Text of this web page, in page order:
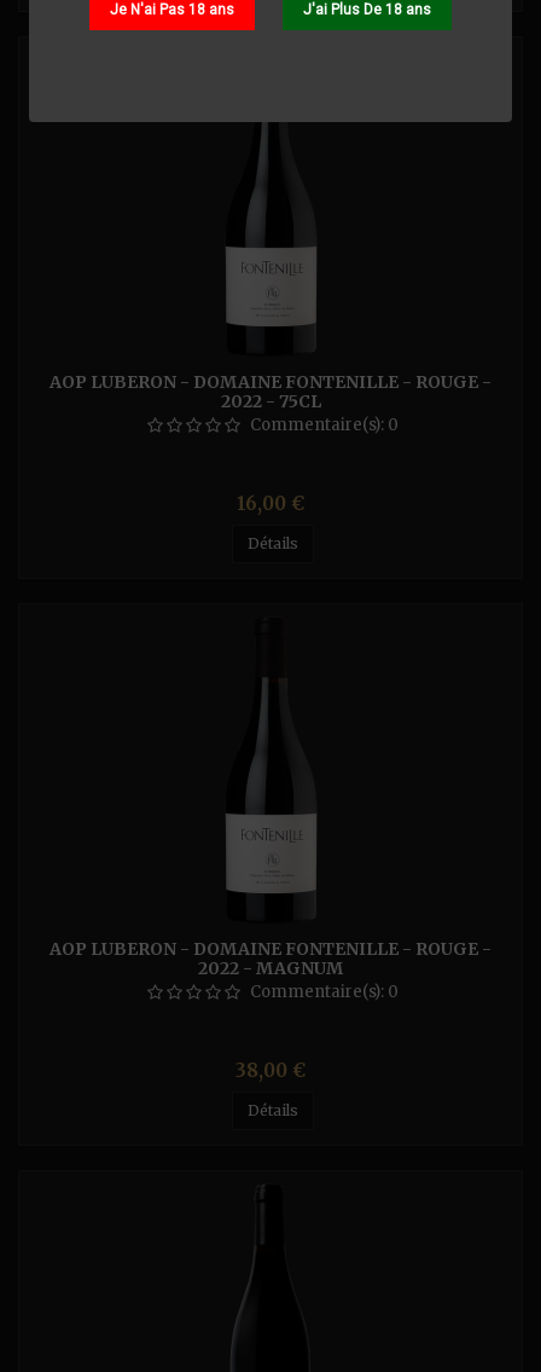
Je N'ai Pas 18 ans J'ai Plus De 18 ans
AOP LUBERON - DOMAINE FONTENILLE - ROUGE -
2022 - 75CL
Commentaire(s): 0
Prix
16,00 €
Détails
AOP LUBERON - DOMAINE FONTENILLE - ROUGE -
2022 - MAGNUM
Commentaire(s): 0
Prix
38,00 €
Détails